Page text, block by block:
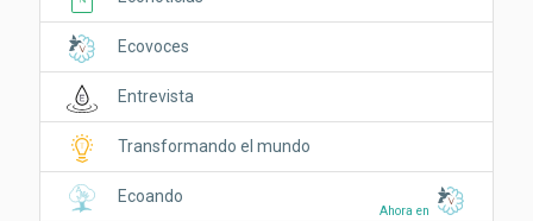
Ecovoces
Entrevista
Transformando el mundo
Ahora en
Ecoando